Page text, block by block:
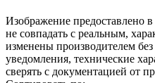
Изображение предоставлено
не совпадать с реальным,
изменены производителем
уведомления, технические
сверять с документацией от